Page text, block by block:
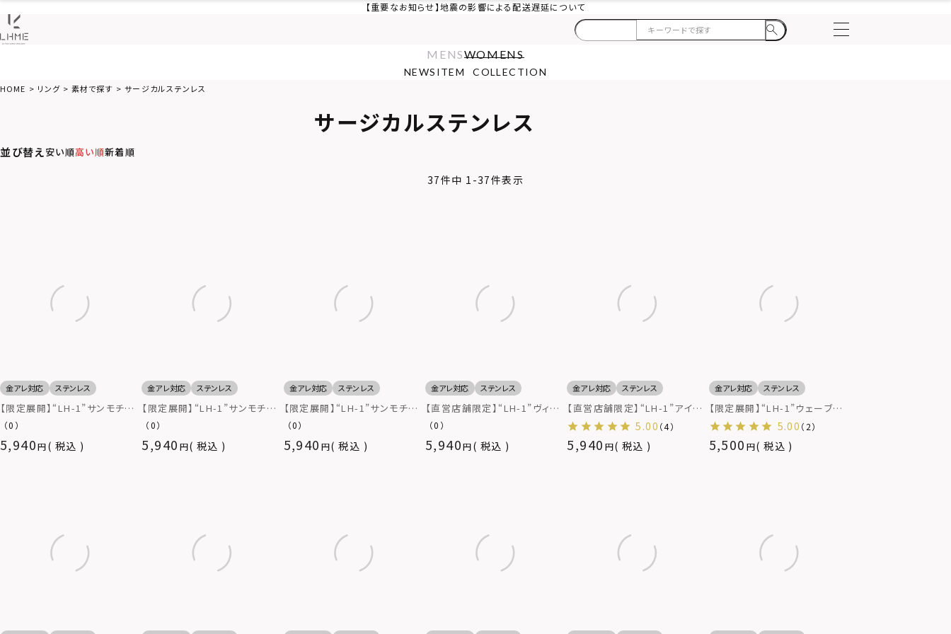
【重要なお知らせ】地震の影響による配送遅延について
MENSWOMENS
NEWS ITEM COLLECTION
HOME リング 素材で探す サージカルステンレス
サージカルステンレス
並び替え安い順高い順新着順
37件中 1 -37件表示
金アレ対応 ステンレス
【限定展開】“LH-1”サンモチー
フラウンドリング（マットゴール
属アレルギー対応）
5,940 税込
（0）
金アレ対応 ステンレス
【限定展開】“LH-1”サンモチー
フラウンドリング（マットシルバ
属アレルギー対応）
5,940 税込
（0）
金アレ対応 ステンレス
【限定展開】“LH-1”サンモチー
フシグネットリング/サージカル
応）
5,940 税込
（0）
金アレ対応 ステンレス
【直営店舗限定】“LH-1”ヴィン
テージスクラッチリング（フラッ
レス（金属アレルギー対応）
5,940 税込
（0）
金アレ対応 ステンレス
【直営店舗限定】“LH-1”アイコ
ニックロゴレイヤードリング/サ
ージカルステンレス（金属アレル
ギー対応）
5,940 税込
5.00 （4）
金アレ対応 ステンレス
【限定展開】“LH-1”ウェーブリ
ング/サージカルステンレス（金
属アレルギー対応）
5,500 税込
5.00 （2）